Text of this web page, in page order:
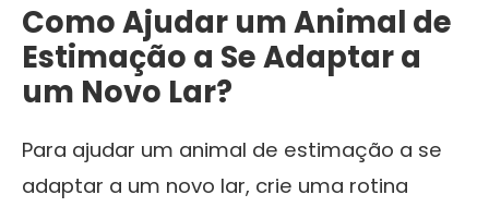
Como Ajudar um Animal de
Estimação a Se Adaptar a
um Novo Lar?
Para ajudar um animal de estimação a se
adaptar a um novo lar, crie uma rotina